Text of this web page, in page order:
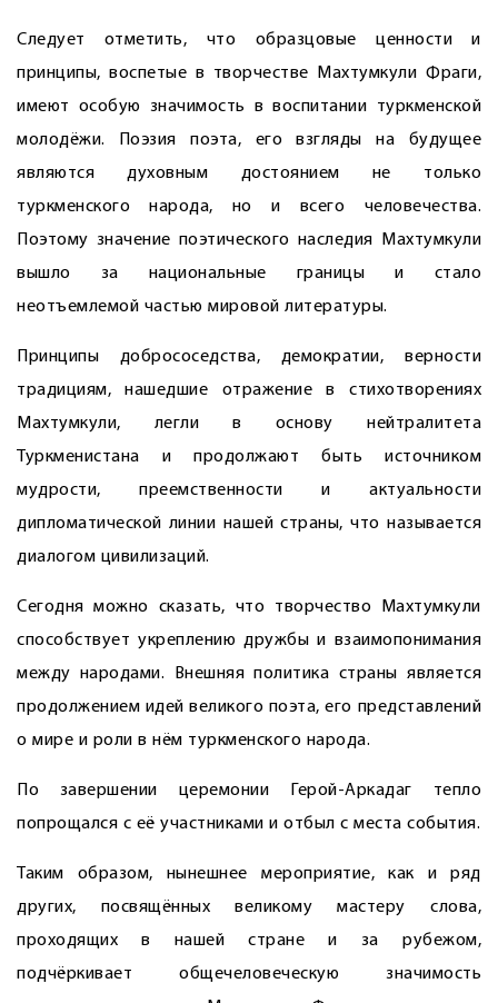
Следует отметить, что образцовые ценности и
принципы, воспетые в творчестве Махтумкули Фраги,
имеют особую значимость в воспитании туркменской
молодёжи. Поэзия ­поэта, его взгляды на будущее
являются духовным достоянием не только
туркменского народа, но и всего человечества.
Поэтому значение поэтического наследия Махтумкули
вышло за национальные границы и стало
неотъемлемой частью мировой литературы.
Принципы добрососедства, демократии, верности
традициям, нашедшие отражение в стихотворениях
Махтумкули, легли в основу нейтралитета
Туркменистана и продолжают быть источником
мудрости, преемственности и актуальности
дипломатической линии нашей страны, что называется
диалогом цивилизаций.
Сегодня можно сказать, что творчество Махтумкули
способствует укреплению дружбы и взаимопонимания
между народами. Внешняя политика страны является
продолжением идей великого поэта, его представлений
о мире и роли в нём туркменского народа.
По завершении церемонии Герой-Аркадаг тепло
попрощался с её участниками и отбыл с места события.
Таким образом, нынешнее мероприятие, как и ряд
других, посвящённых великому мастеру слова,
проходящих в нашей стране и за рубежом,
подчёркивает общечеловеческую значимость